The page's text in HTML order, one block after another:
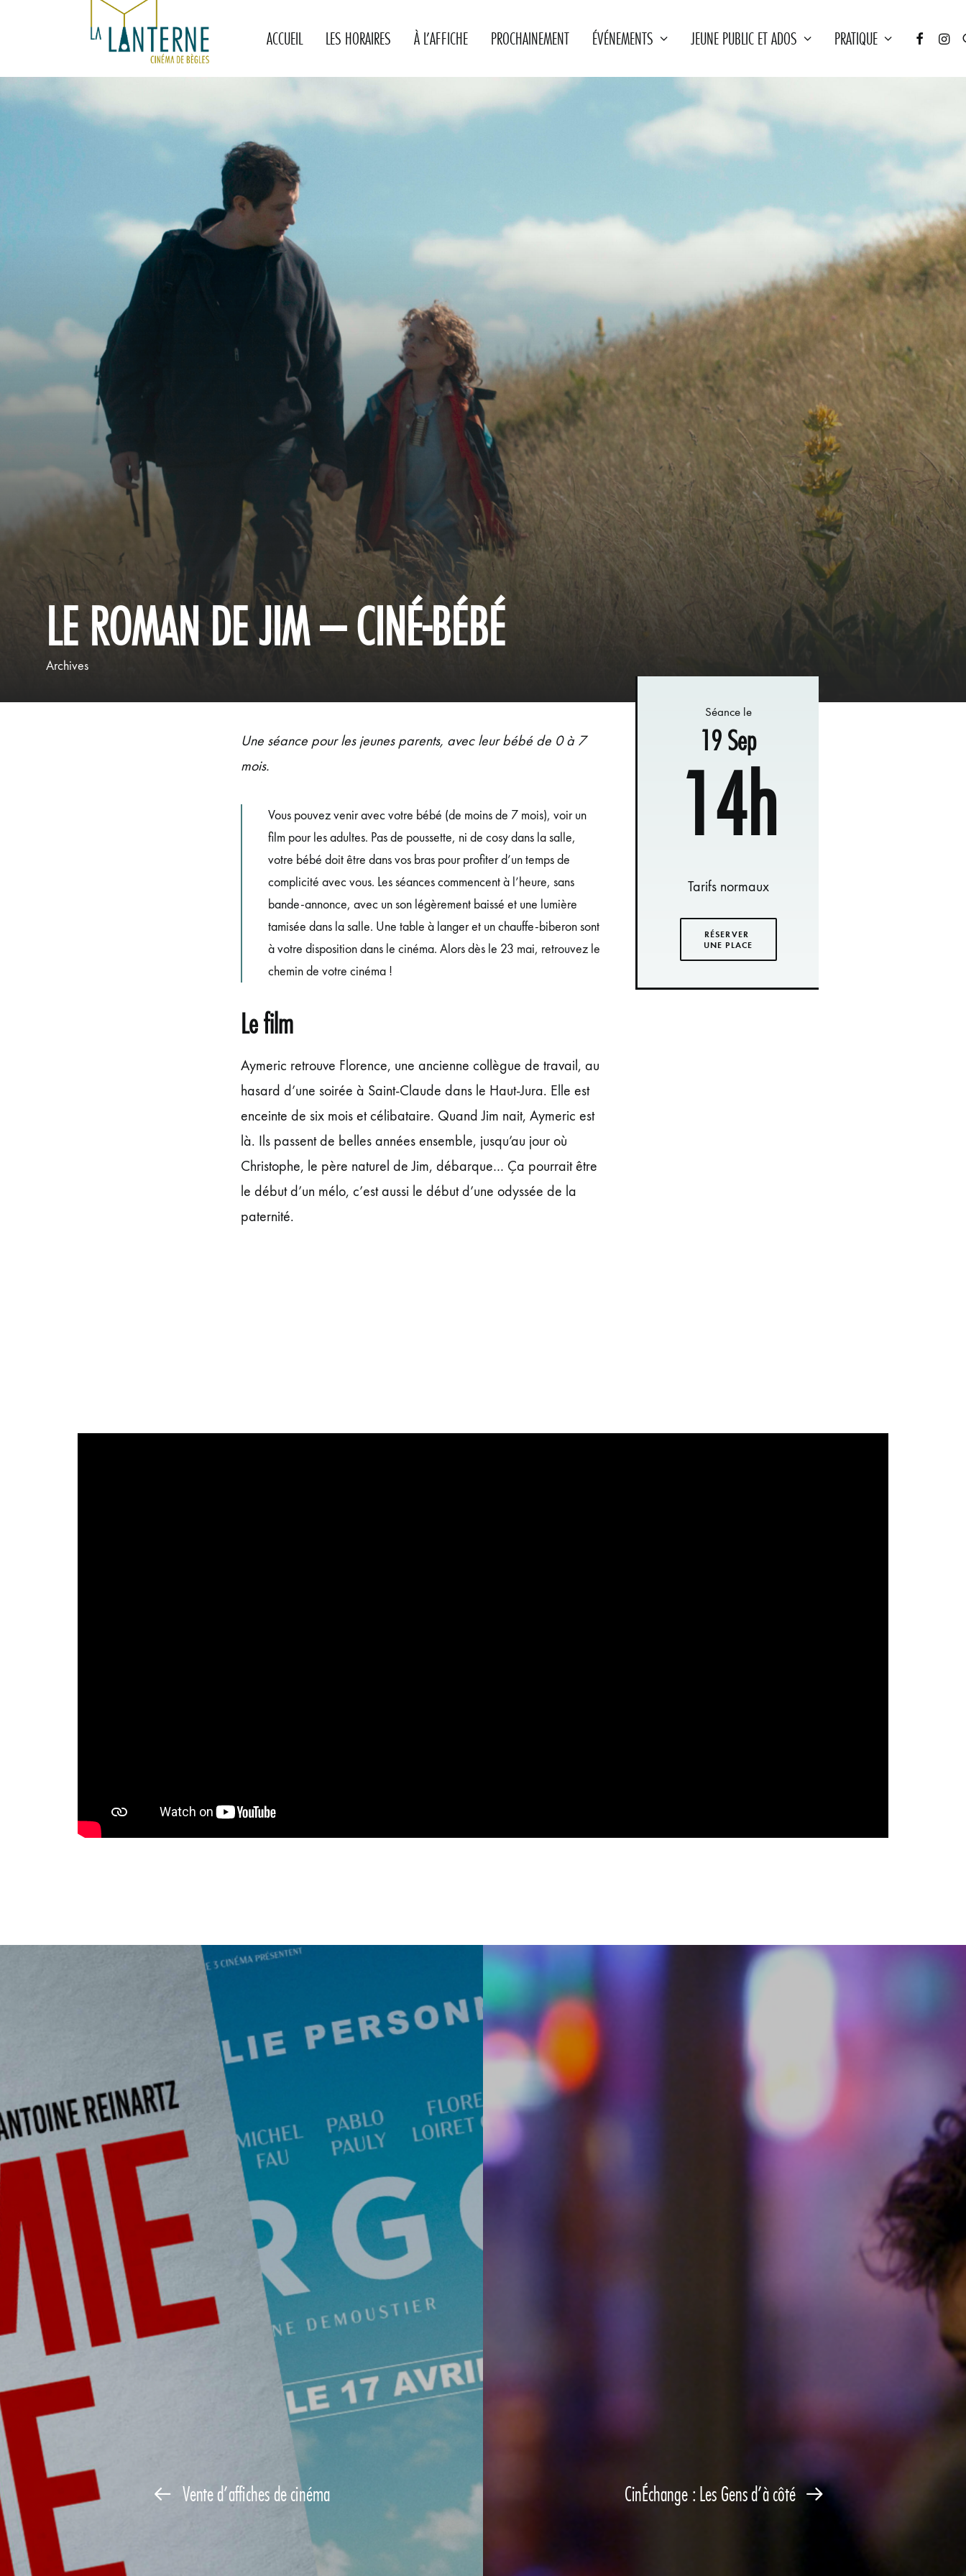
ACCUEIL LES HORAIRES À L’AFFICHE PROCHAINEMENT ÉVÉNEMENTS JEUNE PUBLIC ET ADOS PRATIQUE
LE ROMAN DE JIM – CINÉ-BÉBÉ
Archives
Une séance pour les jeunes parents, avec leur bébé de 0 à 7
mois.
Vous pouvez venir avec votre bébé (de moins de 7 mois), voir un
film pour les adultes. Pas de poussette, ni de cosy dans la salle,
votre bébé doit être dans vos bras pour profiter d’un temps de
complicité avec vous. Les séances commencent à l’heure, sans
bande-annonce, avec un son légèrement baissé et une lumière
tamisée dans la salle. Une table à langer et un chauffe-biberon sont
à votre disposition dans le cinéma. Alors dès le 23 mai, retrouvez le
chemin de votre cinéma !
Le film
Aymeric retrouve Florence, une ancienne collègue de travail, au
hasard d’une soirée à Saint-Claude dans le Haut-Jura. Elle est
enceinte de six mois et célibataire. Quand Jim nait, Aymeric est
là. Ils passent de belles années ensemble, jusqu’au jour où
Christophe, le père naturel de Jim, débarque… Ça pourrait être
le début d’un mélo, c’est aussi le début d’une odyssée de la
paternité.
Séance le
19 Sep
14h
Tarifs normaux
RÉSERVER
UNE PLACE
Vente d’affiches de cinéma CinÉchange : Les Gens d’à côté